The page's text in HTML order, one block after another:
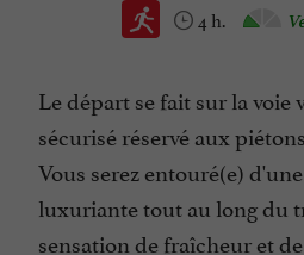
4 h.
Le départ se fait sur la voie
sécurisé réservé aux
Vous serez entouré(e)
luxuriante tout au long du
sensation de fraîcheur et